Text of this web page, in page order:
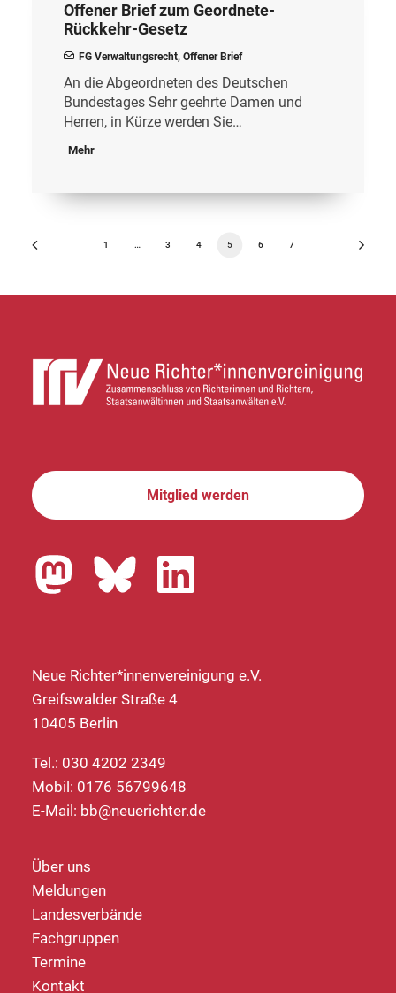
Offener Brief zum Geordnete-
Rückkehr-Gesetz
FG Verwaltungsrecht, Offener Brief
An die Abgeordneten des Deutschen
Bundestages Sehr geehrte Damen und
Herren, in Kürze werden Sie…
Mehr
1 … 3 4 5 6 7
Mitglied werden
Neue Richter*innenvereinigung e.V.
Greifswalder Straße 4
10405 Berlin
Tel.: 030 4202 2349
Mobil: 0176 56799648
E-Mail: bb@neuerichter.de
Über uns
Meldungen
Landesverbände
Fachgruppen
Termine
Kontakt